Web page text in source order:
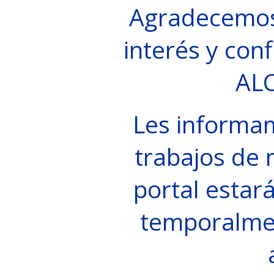
interés y
Les
trabajos de
portal